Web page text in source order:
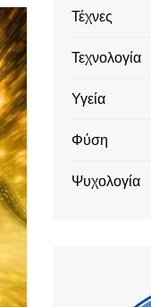
Τέχνες
Τεχνολογία
Υγεία
Φύση
Ψυχολογία